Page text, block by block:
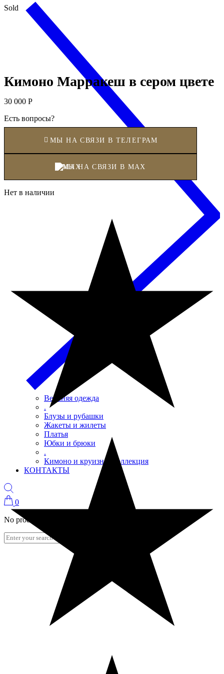
Верхняя одежда
.
Блузы и рубашки
Жакеты и жилеты
Платья
Юбки и брюки
.
Кимоно и круизная коллекция
КОНТАКТЫ
0
No products in the cart.
Sold
Кимоно Марракеш в сером цвете
30 000 Р
Есть вопросы?
МЫ НА СВЯЗИ В ТЕЛЕГРАМ
МЫ НА СВЯЗИ В MAX
Нет в наличии